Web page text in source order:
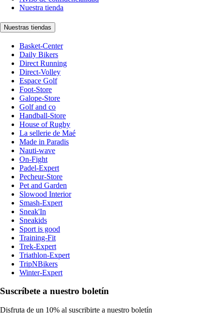
Nuestra tienda
Nuestras tiendas
Basket-Center
Daily Bikers
Direct Running
Direct-Volley
Espace Golf
Foot-Store
Galope-Store
Golf and co
Handball-Store
House of Rugby
La sellerie de Maé
Made in Paradis
Nauti-wave
On-Fight
Padel-Expert
Pecheur-Store
Pet and Garden
Slowood Interior
Smash-Expert
Sneak'In
Sneakids
Sport is good
Training-Fit
Trek-Expert
Triathlon-Expert
TripNBikers
Winter-Expert
Suscríbete a nuestro boletín
Disfruta de un 10% al suscribirte a nuestro boletín